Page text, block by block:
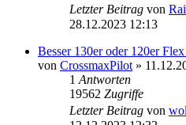
Letzter Beitrag von
28.12.2023 12:13
Besser 130er oder 120er
von CrossmaxPilot »
1 Antworten
19562 Zugriffe
Letzter Beitrag von